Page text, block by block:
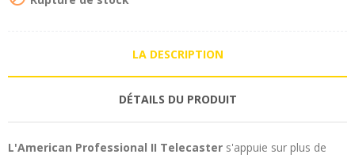
LA DESCRIPTION
DÉTAILS DU PRODUIT
L'American Professional II Telecaster s'appuie sur plus de